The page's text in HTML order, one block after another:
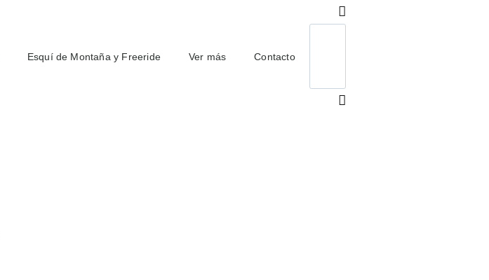
Esquí de Montaña y Freeride Ver más Contacto